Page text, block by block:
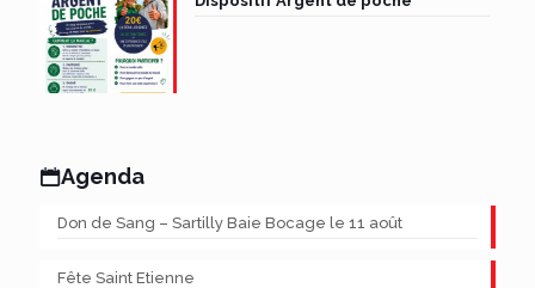
Agenda
Don de Sang – Sartilly Baie Bocage le 11 août
Fête Saint Etienne